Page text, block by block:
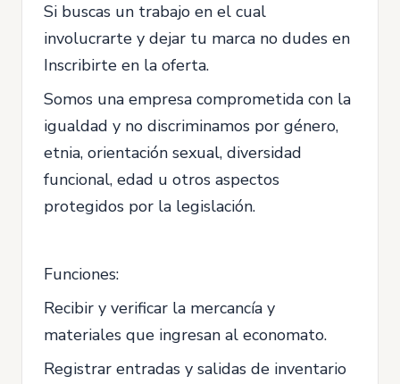
Si buscas un trabajo en el cual
involucrarte y dejar tu marca no dudes en
Inscribirte en la oferta.
Somos una empresa comprometida con la
igualdad y no discriminamos por género,
etnia, orientación sexual, diversidad
funcional, edad u otros aspectos
protegidos por la legislación.
Funciones:
Recibir y verificar la mercancía y
materiales que ingresan al economato.
Registrar entradas y salidas de inventario